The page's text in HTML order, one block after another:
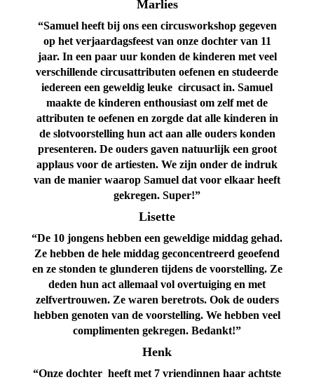
Marlies
“Samuel heeft bij ons een circusworkshop gegeven
op het verjaardagsfeest van onze dochter van 11
jaar. In een paar uur konden de kinderen met veel
verschillende circusattributen oefenen en studeerde
iedereen een geweldig leuke circusact in. Samuel
maakte de kinderen enthousiast om zelf met de
attributen te oefenen en zorgde dat alle kinderen in
de slotvoorstelling hun act aan alle ouders konden
presenteren. De ouders gaven natuurlijk een groot
applaus voor de artiesten. We zijn onder de indruk
van de manier waarop Samuel dat voor elkaar heeft
gekregen. Super!”
Lisette
“De 10 jongens hebben een geweldige middag gehad.
Ze hebben de hele middag geconcentreerd geoefend
en ze stonden te glunderen tijdens de voorstelling. Ze
deden hun act allemaal vol overtuiging en met
zelfvertrouwen. Ze waren beretrots. Ook de ouders
hebben genoten van de voorstelling. We hebben veel
complimenten gekregen. Bedankt!”
Henk
“Onze dochter heeft met 7 vriendinnen haar achtste